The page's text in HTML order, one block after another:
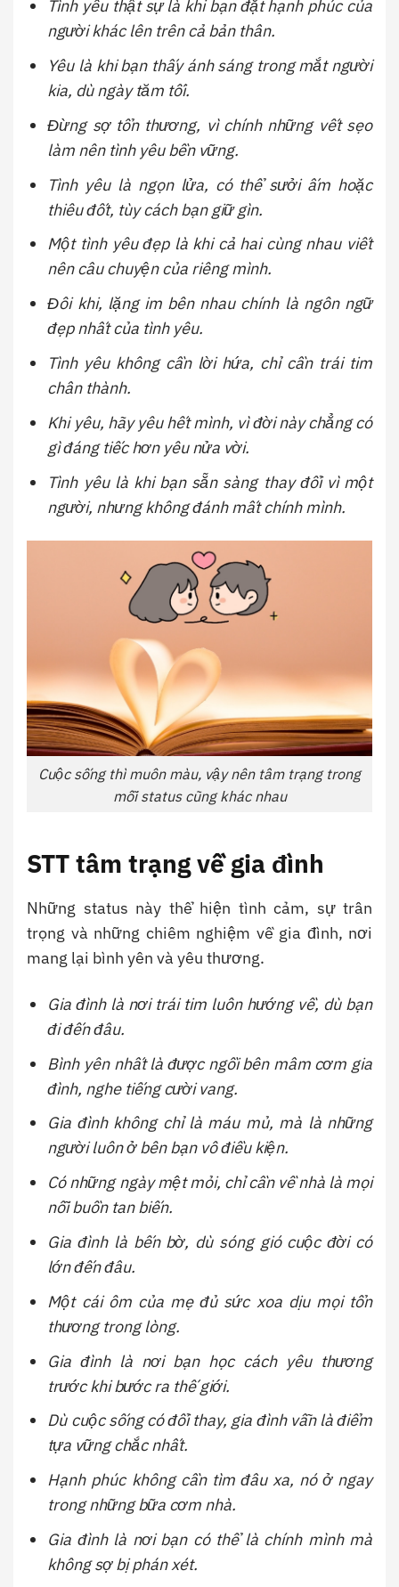
Tình yêu thật sự là khi bạn đặt hạnh phúc của
người khác lên trên cả bản thân.
Yêu là khi bạn thấy ánh sáng trong mắt người
kia, dù ngày tăm tối.
Đừng sợ tổn thương, vì chính những vết sẹo
làm nên tình yêu bền vững.
Tình yêu là ngọn lửa, có thể sưởi ấm hoặc
thiêu đốt, tùy cách bạn giữ gìn.
Một tình yêu đẹp là khi cả hai cùng nhau viết
nên câu chuyện của riêng mình.
Đôi khi, lặng im bên nhau chính là ngôn ngữ
đẹp nhất của tình yêu.
Tình yêu không cần lời hứa, chỉ cần trái tim
chân thành.
Khi yêu, hãy yêu hết mình, vì đời này chẳng có
gì đáng tiếc hơn yêu nửa vời.
Tình yêu là khi bạn sẵn sàng thay đổi vì một
người, nhưng không đánh mất chính mình.
Cuộc sống thì muôn màu, vậy nên tâm trạng trong
mỗi status cũng khác nhau
STT tâm trạng về gia đình
Những status này thể hiện tình cảm, sự trân
trọng và những chiêm nghiệm về gia đình, nơi
mang lại bình yên và yêu thương.
Gia đình là nơi trái tim luôn hướng về, dù bạn
đi đến đâu.
Bình yên nhất là được ngồi bên mâm cơm gia
đình, nghe tiếng cười vang.
Gia đình không chỉ là máu mủ, mà là những
người luôn ở bên bạn vô điều kiện.
Có những ngày mệt mỏi, chỉ cần về nhà là mọi
nỗi buồn tan biến.
Gia đình là bến bờ, dù sóng gió cuộc đời có
lớn đến đâu.
Một cái ôm của mẹ đủ sức xoa dịu mọi tổn
thương trong lòng.
Gia đình là nơi bạn học cách yêu thương
trước khi bước ra thế giới.
Dù cuộc sống có đổi thay, gia đình vẫn là điểm
tựa vững chắc nhất.
Hạnh phúc không cần tìm đâu xa, nó ở ngay
trong những bữa cơm nhà.
Gia đình là nơi bạn có thể là chính mình mà
không sợ bị phán xét.